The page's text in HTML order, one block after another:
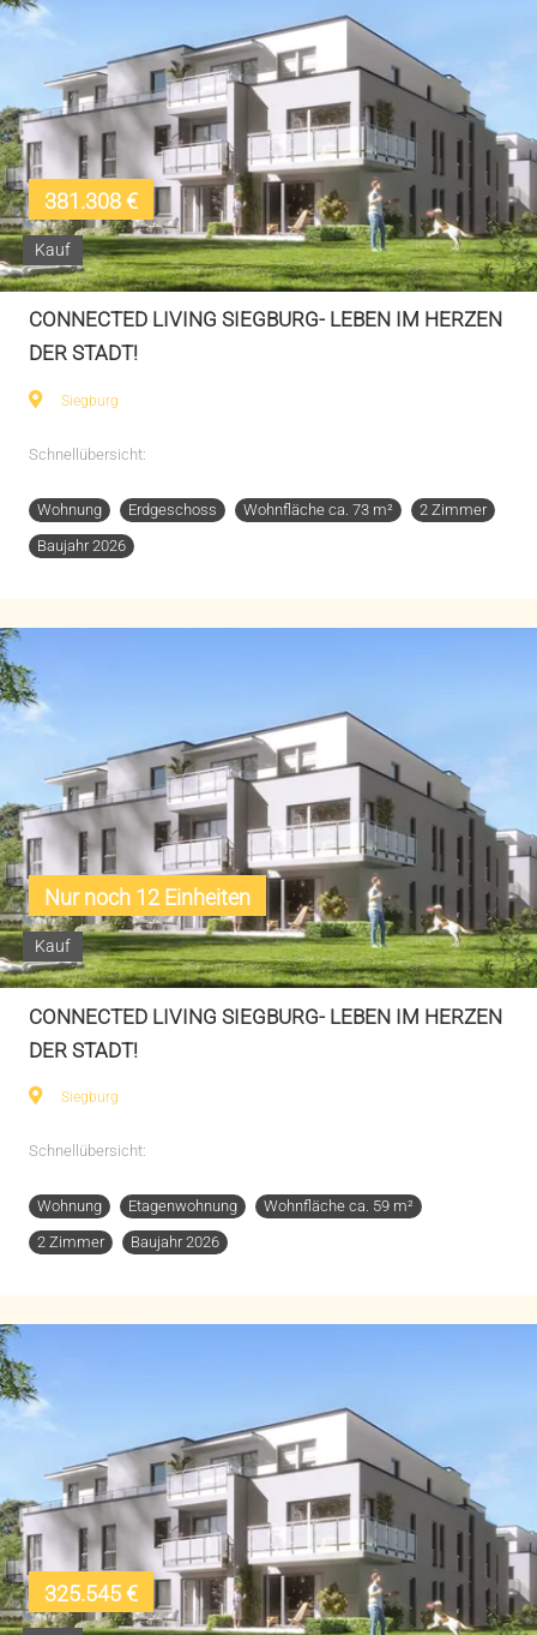
381.308 €
Kauf
CONNECTED LIVING SIEGBURG- LEBEN IM HERZEN
DER STADT!
Siegburg
Schnellübersicht:
Wohnung Erdgeschoss Wohnfläche ca. 73 m²
2 Zimmer
Baujahr 2026
Nur noch 12 Einheiten
Kauf
CONNECTED LIVING SIEGBURG- LEBEN IM HERZEN
DER STADT!
Siegburg
Schnellübersicht:
Wohnung Etagenwohnung
Wohnfläche ca. 59 m²
2 Zimmer
Baujahr 2026
325.545 €